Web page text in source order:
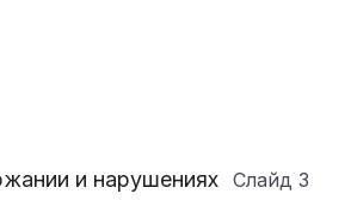
и нарушениях Слайд 3